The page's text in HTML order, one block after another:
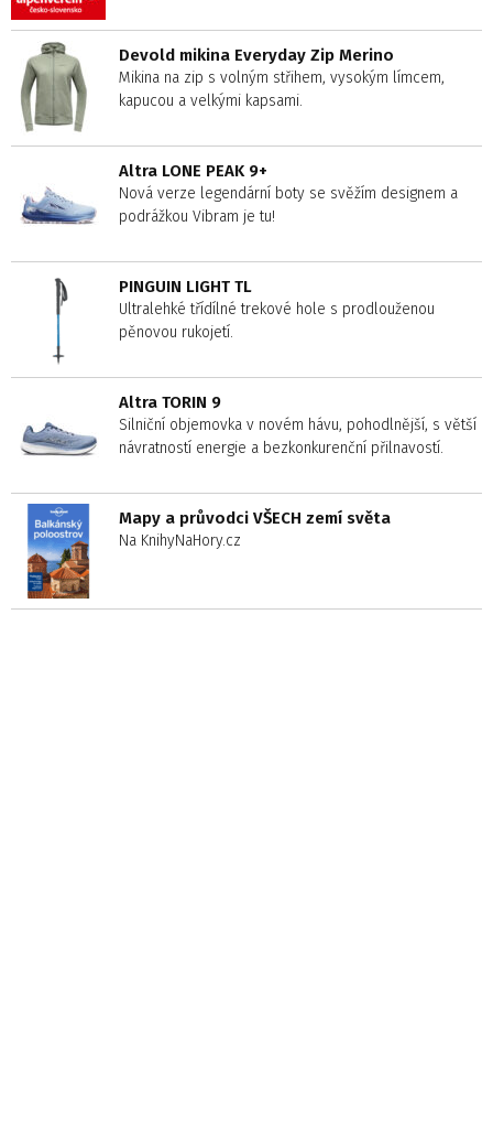
Devold mikina Everyday Zip Merino
Mikina na zip s volným střihem, vysokým límcem,
kapucou a velkými kapsami.
Altra LONE PEAK 9+
Nová verze legendární boty se svěžím designem a
podrážkou Vibram je tu!
PINGUIN LIGHT TL
Ultralehké třídílné trekové hole s prodlouženou
pěnovou rukojetí.
Altra TORIN 9
Silniční objemovka v novém hávu, pohodlnější, s větší
návratností energie a bezkonkurenční přilnavostí.
Mapy a průvodci VŠECH zemí světa
Na KnihyNaHory.cz